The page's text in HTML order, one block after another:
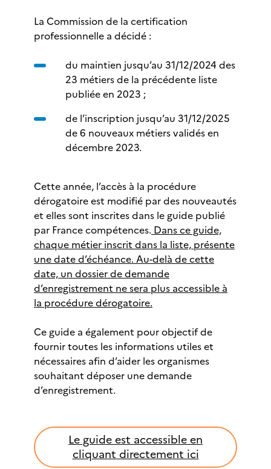
La Commission de la certification
professionnelle a décidé :
du maintien jusqu’au 31/12/2024 des
23 métiers de la précédente liste
publiée en 2023 ;
de l’inscription jusqu’au 31/12/2025
de 6 nouveaux métiers validés en
décembre 2023.
Cette année, l’accès à la procédure
dérogatoire est modifié par des nouveautés
et elles sont inscrites dans le guide publié
par France compétences. Dans ce guide,
chaque métier inscrit dans la liste, présente
une date d’échéance. Au-delà de cette
date, un dossier de demande
d’enregistrement ne sera plus accessible à
la procédure dérogatoire.
Ce guide a également pour objectif de
fournir toutes les informations utiles et
nécessaires afin d’aider les organismes
souhaitant déposer une demande
d’enregistrement.
Le guide est accessible en
cliquant directement ici